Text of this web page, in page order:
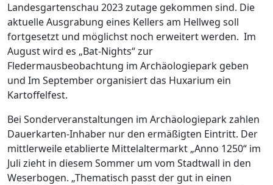
Landesgartenschau 2023 zutage gekommen sind. Die
aktuelle Ausgrabung eines Kellers am Hellweg soll
fortgesetzt und möglichst noch erweitert werden. Im
August wird es „Bat-Nights“ zur
Fledermausbeobachtung im Archäologiepark geben
und Im September organisiert das Huxarium ein
Kartoffelfest.
Bei Sonderveranstaltungen im Archäologiepark zahlen
Dauerkarten-Inhaber nur den ermäßigten Eintritt. Der
mittlerweile etablierte Mittelaltermarkt „Anno 1250“ im
Juli zieht in diesem Sommer um vom Stadtwall in den
Weserbogen. „Thematisch passt der gut in einen